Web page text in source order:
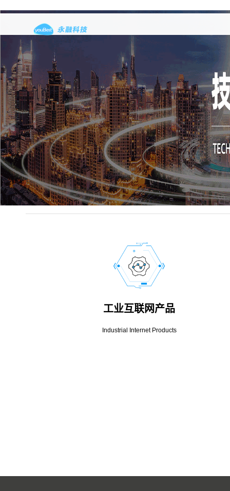
工业互联网产品
Industrial Internet Products